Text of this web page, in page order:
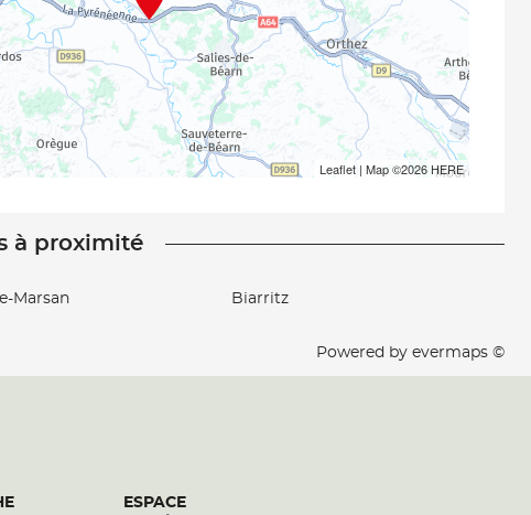
Leaflet| Map ©2026HERE
à proximité
Marsan Biarritz
Powered by evermaps ©
ESPACE